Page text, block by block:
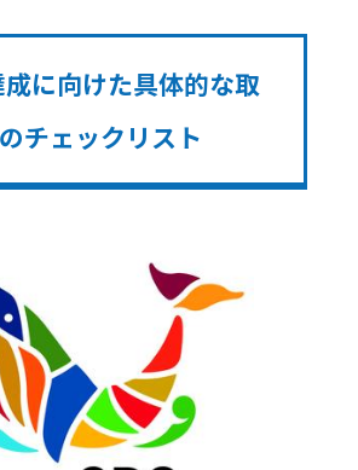
に向けた具体的な取
チェックリスト